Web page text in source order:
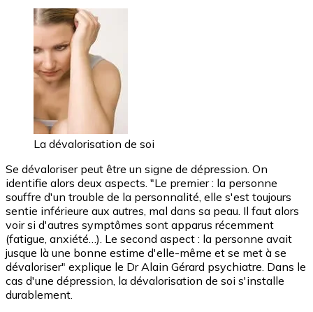
La dévalorisation de soi
Se dévaloriser peut être un signe de dépression. On
identifie alors deux aspects. "Le premier : la personne
souffre d'un trouble de la personnalité, elle s'est toujours
sentie inférieure aux autres, mal dans sa peau. Il faut alors
voir si d'autres symptômes sont apparus récemment
(fatigue, anxiété…). Le second aspect : la personne avait
jusque là une bonne estime d'elle-même et se met à se
dévaloriser" explique le Dr Alain Gérard psychiatre. Dans le
cas d'une dépression, la dévalorisation de soi s'installe
durablement.